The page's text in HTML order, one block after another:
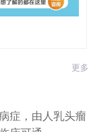
更多
症，由人乳头瘤